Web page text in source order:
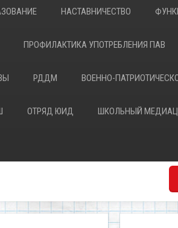
НАСТАВНИЧЕСТВО
ПРОФИЛАКТИКА УПОТРЕБЛЕНИЯ ПАВ
РДДМ ВОЕННО-
ОТРЯД ЮИД ШКОЛЬНЫЙ